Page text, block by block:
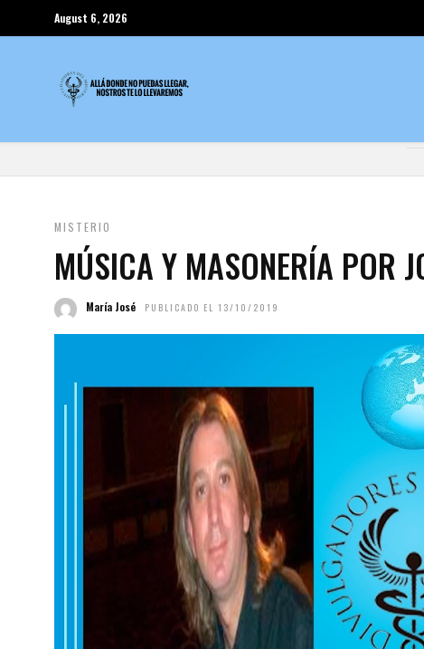
August 6, 2026
MISTERIO
MÚSICA Y MASONERÍA POR
María José PUBLICADO EL 13/10/2019